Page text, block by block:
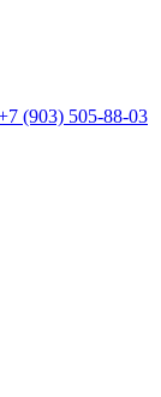
(903) 505-88-03